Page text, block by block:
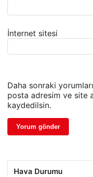
İnternet sitesi
Daha sonraki
posta adresim ve site
kaydedilsin.
Hava Durumu